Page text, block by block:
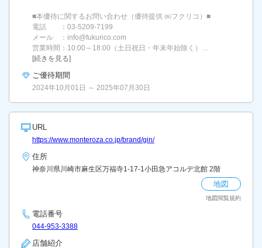
■本優待に関するお問い合わせ（優待提供 ㈱フクリコ）■
電話 ：03-5209-7199
メール ：info@fukurico.com
営業時間：10:00～18:00（土日祝日・年末年始除く）…
[続きを見る]
ご優待期間
2024年10月01日 ～ 2025年07月30日
URL
https://www.monteroza.co.jp/brand/gin/
住所
神奈川県川崎市麻生区万福寺1-17-1小田急アコルデ北館 2階
地図
地図閲覧規約
電話番号
044-953-3388
店舗紹介